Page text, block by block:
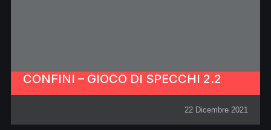
CONFINI – GIOCO DI SPECCHI 2.2
22 Dicembre 2021